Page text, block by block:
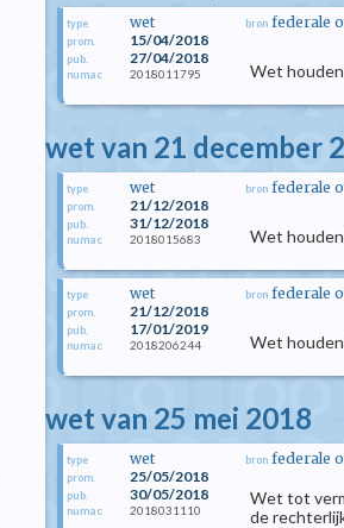
type wet
prom. 15/04/2018
pub. 27/04/2018
numac 2018011795
bron federale
Wet
wet van 21 december
type wet
prom. 21/12/2018
pub. 31/12/2018
numac 2018015683
bron federale
Wet
type wet
prom. 21/12/2018
pub. 17/01/2019
numac 2018206244
bron federale
Wet
wet van 25 mei 2018
type wet
prom. 25/05/2018
pub. 30/05/2018
numac 2018031110
bron federale
Wet tot
de